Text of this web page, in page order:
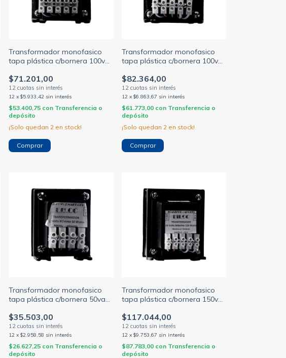
Transformador monofasico
tapa plástica c/bornera 100va
$71.201,00
12 x$5.933,42 sin interés
$53.400,75 con Transferencia o
depósito
¡Solo quedan 2 en stock!
Transformador monofasico
tapa plástica c/bornera 100va
$82.364,00
12 x $6.863,67 sin interés
$61.773,00 con Transferencia o
depósito
¡Solo quedan 2en stock!
Transformador monofasico
tapa plástica c/bornera 50va
$35.503,00
12 x$2.958,58 sin interés
$26.627,25 con Transferencia o
depósito
Transformador monofasico
tapa plástica c/bornera 150va
$117.044,00
12 x $9.753,67 sin interés
$87.783,00 con Transferencia o
depósito